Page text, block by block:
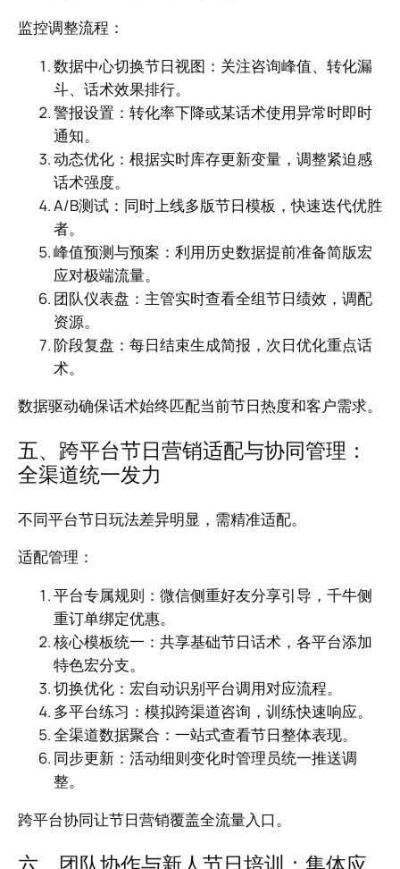
监控调整流程：
数据中心切换节日视图：关注咨询峰值、转化漏
斗、话术效果排行。
警报设置：转化率下降或某话术使用异常时即时
通知。
动态优化：根据实时库存更新变量，调整紧迫感
话术强度。
A/B测试：同时上线多版节日模板，快速迭代优胜
者。
峰值预测与预案：利用历史数据提前准备简版宏
应对极端流量。
团队仪表盘：主管实时查看全组节日绩效，调配
资源。
阶段复盘：每日结束生成简报，次日优化重点话
术。
数据驱动确保话术始终匹配当前节日热度和客户需求。
五、跨平台节日营销适配与协同管理：
全渠道统一发力
不同平台节日玩法差异明显，需精准适配。
适配管理：
平台专属规则：微信侧重好友分享引导，千牛侧
重订单绑定优惠。
核心模板统一：共享基础节日话术，各平台添加
特色宏分支。
切换优化：宏自动识别平台调用对应流程。
多平台练习：模拟跨渠道咨询，训练快速响应。
全渠道数据聚合：一站式查看节日整体表现。
同步更新：活动细则变化时管理员统一推送调
整。
跨平台协同让节日营销覆盖全流量入口。